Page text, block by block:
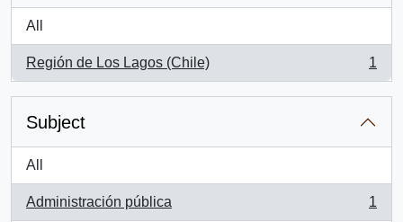
All
Región de Los Lagos (Chile)
, 1 results
1
Subject
All
Administración pública
, 1 results
1